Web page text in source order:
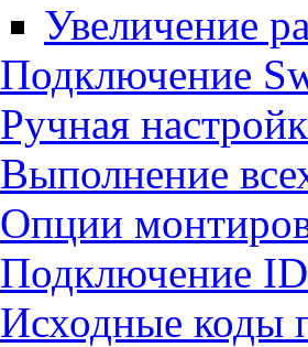
Увеличение
Подключение
Ручная
Выполнение
Опции
Подключение
Исходные коды